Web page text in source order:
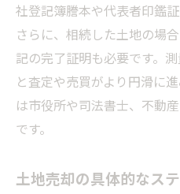
社登記簿謄本や代表者印鑑
さらに、相続した土地の場
記の完了証明も必要です。
と査定や売買がより円滑に
は市役所や司法書士、不動
です。
土地売却の具体的なス